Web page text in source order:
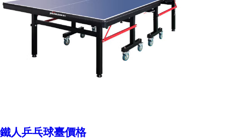
鐵人乒乓球臺價格